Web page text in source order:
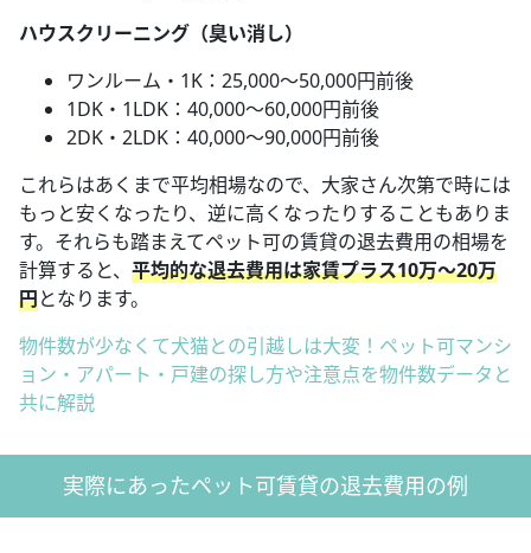
ハウスクリーニング（臭い消し）
ワンルーム・1K：25,000～50,000円前後
1DK・1LDK：40,000～60,000円前後
2DK・2LDK：40,000～90,000円前後
これらはあくまで平均相場なので、大家さん次第で時には
もっと安くなったり、逆に高くなったりすることもありま
す。それらも踏まえてペット可の賃貸の退去費用の相場を
計算すると、 平均的な退去費用は家賃プラス10万～20万
円となります。
物件数が少なくて犬猫との引越しは大変！ペット可マンシ
ョン・アパート・戸建の探し方や注意点を物件数データと
共に解説
実際にあったペット可賃貸の退去費用の例